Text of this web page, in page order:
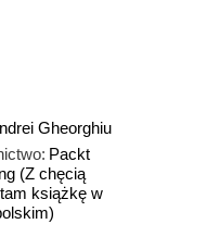
Gheorghiu
Packt
(Z chęcią
książkę w